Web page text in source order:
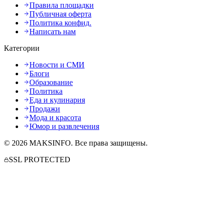
Правила площадки
Публичная оферта
Политика конфид.
Написать нам
Категории
Новости и СМИ
Блоги
Образование
Политика
Еда и кулинария
Продажи
Мода и красота
Юмор и развлечения
© 2026 MAKSINFO. Все права защищены.
SSL PROTECTED